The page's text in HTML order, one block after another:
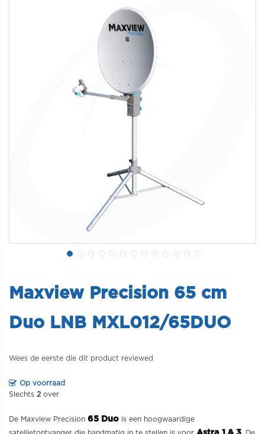
Maxview Precision 65 cm
Duo LNB MXL012/65DUO
Wees de eerste die dit product reviewed
Op voorraad
Slechts 2 over
De Maxview Precision 65 Duo is een hoogwaardige